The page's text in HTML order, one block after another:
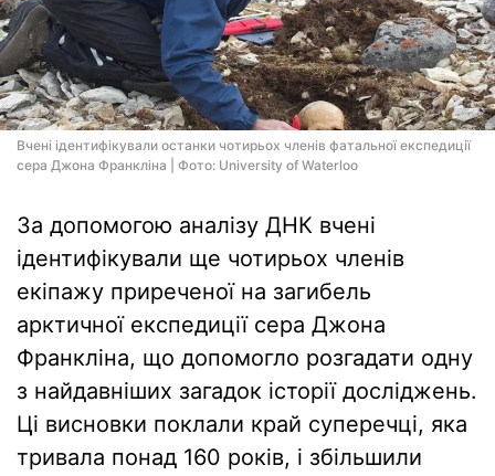
Вчені ідентифікували останки чотирьох членів фатальної експедиції
сера Джона Франкліна | Фото: University of Waterloo
За допомогою аналізу ДНК вчені
ідентифікували ще чотирьох членів
екіпажу приреченої на загибель
арктичної експедиції сера Джона
Франкліна, що допомогло розгадати одну
з найдавніших загадок історії досліджень.
Ці висновки поклали край суперечці, яка
тривала понад 160 років, і збільшили